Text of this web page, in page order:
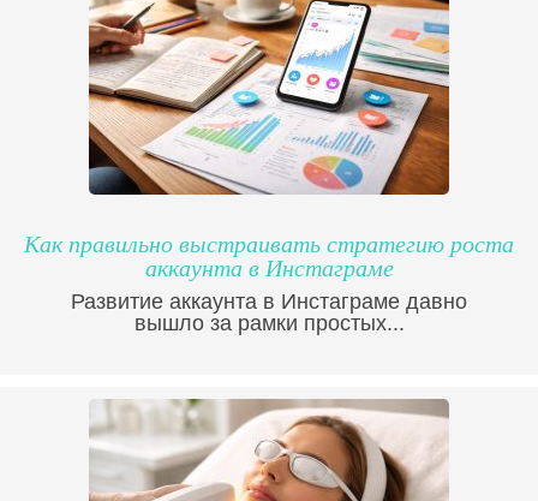
Как правильно выстраивать стратегию роста
аккаунта в Инстаграме
Развитие аккаунта в Инстаграме давно
вышло за рамки простых...